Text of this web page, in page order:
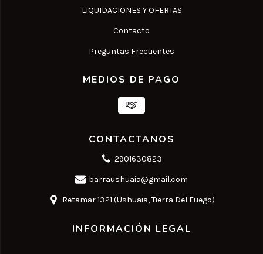
LIQUIDACIONES Y OFERTAS
Contacto
Preguntas Frecuentes
MEDIOS DE PAGO
CONTACTANOS
2901630823
barraushuaia@gmail.com
Retamar 1321 (Ushuaia, Tierra Del Fuego)
INFORMACIÓN LEGAL